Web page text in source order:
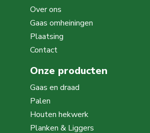
Over ons
Gaas omheiningen
Plaatsing
Contact
Onze producten
Gaas en draad
Palen
Houten hekwerk
Planken & Liggers